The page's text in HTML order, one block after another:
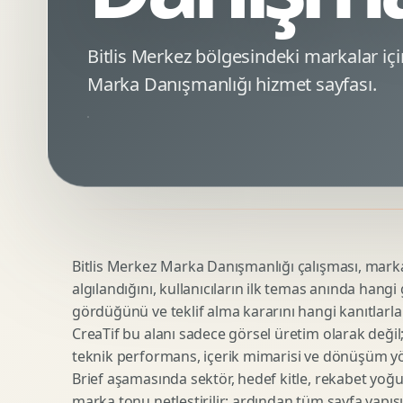
Minimal Logo Tasarimi
Amblem Tasarimi
Logo Revizyonu
Tipografik Logo Tasarimi
Startup Logo Tasarimi
Google Ads Reklam Tasarimi
Meta Ads Reklam Tasarimi
Kampanya Stratejisi
Performans Reklam Kreatifleri
SEO Denetimi
E Ticaret SEO
Urun Gorsellestirme
3D Reklam Gorseli
Cgi Kampanya Gorseli
Motion 3D
3D Karakter Tasarimi
Bitlis Merkez bölgesindeki markalar
Marka Danışmanlığı hizmet sayfası.
Bitlis Merkez Marka Danışmanlığı çalışması,
algılandığını, kullanıcıların ilk temas anında
gördüğünü ve teklif alma kararını hangi
CreaTif bu alanı sadece görsel üretim olarak
teknik performans, içerik mimarisi ve dönüşüm
Brief aşamasında sektör, hedef kitle, rekabet